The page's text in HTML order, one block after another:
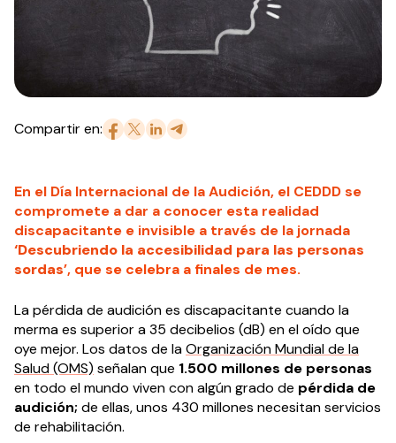
Compartir en:
En el Día Internacional de la Audición, el CEDDD se
compromete a dar a conocer esta realidad
discapacitante e invisible a través de la jornada
‘Descubriendo la accesibilidad para las personas
sordas’, que se celebra a finales de mes.
La pérdida de audición es discapacitante cuando la
merma es superior a 35 decibelios (dB) en el oído que
oye mejor. Los datos de laOrganización Mundial de la
Salud (OMS) señalan que 1.500 millones de personas
en todo el mundo viven con algún grado de pérdida de
audición; de ellas, unos 430 millones necesitan servicios
de rehabilitación.